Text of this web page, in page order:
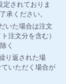
定されておりま
承ください。
いた場合は注文
注文分を含む）
く
り返された場
いただく場合が